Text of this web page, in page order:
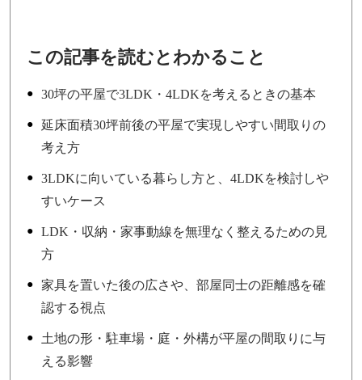
この記事を読むとわかること
30坪の平屋で3LDK・4LDKを考えるときの基本
延床面積30坪前後の平屋で実現しやすい間取りの
考え方
3LDKに向いている暮らし方と、4LDKを検討しや
すいケース
LDK・収納・家事動線を無理なく整えるための見
方
家具を置いた後の広さや、部屋同士の距離感を確
認する視点
土地の形・駐車場・庭・外構が平屋の間取りに与
える影響